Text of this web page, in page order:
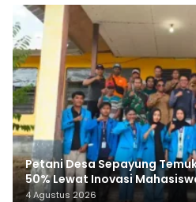
Petani Desa Sepayung
50% Lewat Inovasi
4 Agustus 2026